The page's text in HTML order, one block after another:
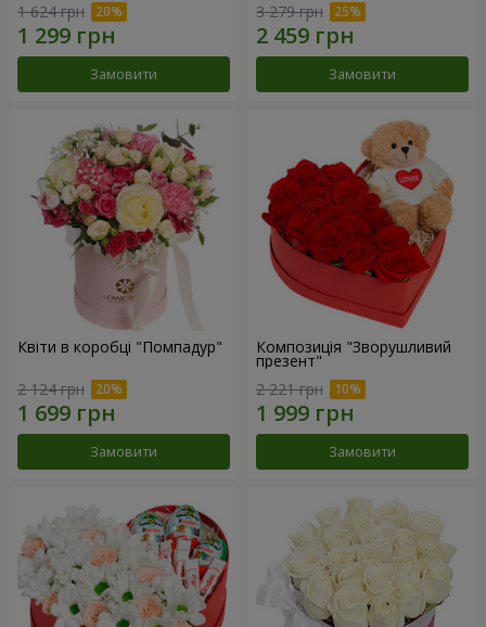
1 624 грн
Замовити
3 279 грн
Замовити
Квіти в коробці "Помпадур"
2 124 грн
Замовити
Композиція "Зворушливий
презент"
2 221 грн
Замовити